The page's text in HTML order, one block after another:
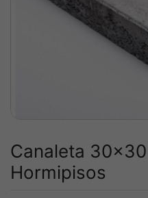
Canaleta
Hormipisos